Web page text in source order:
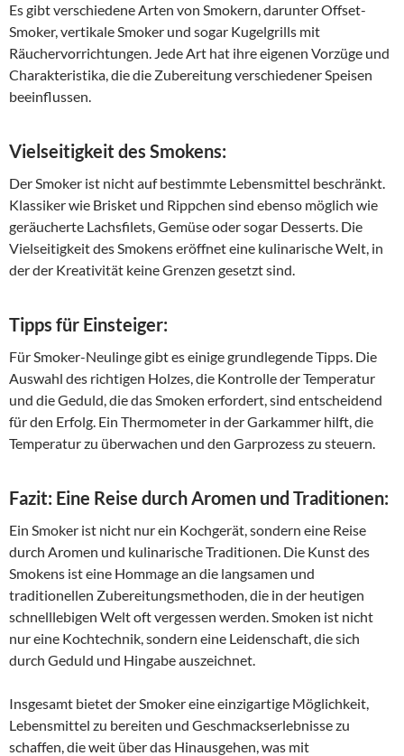
Es gibt verschiedene Arten von Smokern, darunter Offset-
Smoker, vertikale Smoker und sogar Kugelgrills mit
Räuchervorrichtungen. Jede Art hat ihre eigenen Vorzüge und
Charakteristika, die die Zubereitung verschiedener Speisen
beeinflussen.
Vielseitigkeit des Smokens:
Der Smoker ist nicht auf bestimmte Lebensmittel beschränkt.
Klassiker wie Brisket und Rippchen sind ebenso möglich wie
geräucherte Lachsfilets, Gemüse oder sogar Desserts. Die
Vielseitigkeit des Smokens eröffnet eine kulinarische Welt, in
der der Kreativität keine Grenzen gesetzt sind.
Tipps für Einsteiger:
Für Smoker-Neulinge gibt es einige grundlegende Tipps. Die
Auswahl des richtigen Holzes, die Kontrolle der Temperatur
und die Geduld, die das Smoken erfordert, sind entscheidend
für den Erfolg. Ein Thermometer in der Garkammer hilft, die
Temperatur zu überwachen und den Garprozess zu steuern.
Fazit: Eine Reise durch Aromen und Traditionen:
Ein Smoker ist nicht nur ein Kochgerät, sondern eine Reise
durch Aromen und kulinarische Traditionen. Die Kunst des
Smokens ist eine Hommage an die langsamen und
traditionellen Zubereitungsmethoden, die in der heutigen
schnelllebigen Welt oft vergessen werden. Smoken ist nicht
nur eine Kochtechnik, sondern eine Leidenschaft, die sich
durch Geduld und Hingabe auszeichnet.
Insgesamt bietet der Smoker eine einzigartige Möglichkeit,
Lebensmittel zu bereiten und Geschmackserlebnisse zu
schaffen, die weit über das Hinausgehen, was mit